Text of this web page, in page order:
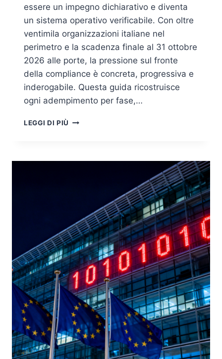
essere un impegno dichiarativo e diventa
un sistema operativo verificabile. Con oltre
ventimila organizzazioni italiane nel
perimetro e la scadenza finale al 31 ottobre
2026 alle porte, la pressione sul fronte
della compliance è concreta, progressiva e
inderogabile. Questa guida ricostruisce
ogni adempimento per fase,…
LEGGI DI PIÙ NIS2:
DEGLI
OTTOBRE
2026